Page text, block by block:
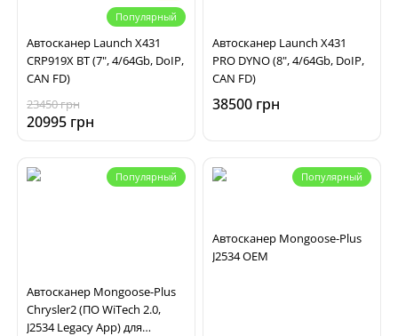
Популярный
Автосканер Launch X431
CRP919X BT (7", 4/64Gb, DoIP,
CAN FD)
23450 грн
20995 грн
Автосканер Launch X431
PRO DYNO (8", 4/64Gb, DoIP,
CAN FD)
38500 грн
Популярный
Автосканер Mongoose-Plus
Chrysler2 (ПО WiTech 2.0,
J2534 Legacy App) для
Популярный
Автосканер Mongoose-Plus
J2534 OEM